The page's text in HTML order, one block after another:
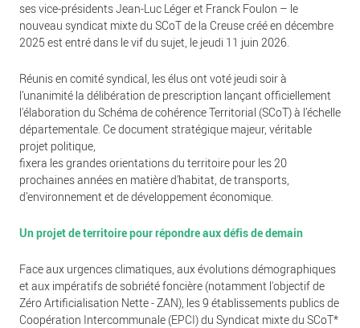
ses vice-présidents Jean-Luc Léger et Franck Foulon – le
nouveau syndicat mixte du SCoT de la Creuse créé en décembre
2025 est entré dans le vif du sujet, le jeudi 11 juin 2026.
Réunis en comité syndical, les élus ont voté jeudi soir à
l’unanimité la délibération de prescription lançant officiellement
l'élaboration du Schéma de cohérence Territorial (SCoT) à l’échelle
départementale. Ce document stratégique majeur, véritable
projet politique,
fixera les grandes orientations du territoire pour les 20
prochaines années en matière d’habitat, de transports,
d’environnement et de développement économique.
Un projet de territoire pour répondre aux défis de demain
Face aux urgences climatiques, aux évolutions démographiques
et aux impératifs de sobriété foncière (notamment l'objectif de
Zéro Artificialisation Nette - ZAN), les 9 établissements publics de
Coopération Intercommunale (EPCI) du Syndicat mixte du SCoT*